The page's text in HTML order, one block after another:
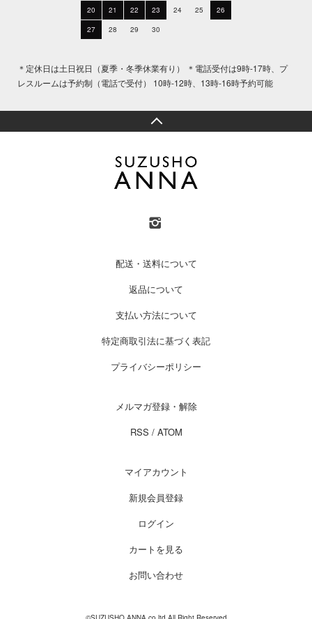
20
21 22 23 24 25
26
27
28 29 30
＊定休日は土日祝日（夏季・冬季休業有り） ＊電話受付は9時-17時、プ
レスルームは予約制（電話で受付） 10時-12時、13時-16時予約可能
配送・送料について
返品について
支払い方法について
特定商取引法に基づく表記
プライバシーポリシー
メルマガ登録・解除
RSS / ATOM
マイアカウント
新規会員登録
ログイン
カートを見る
お問い合わせ